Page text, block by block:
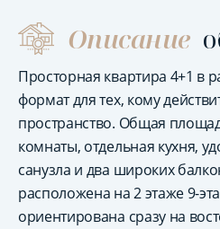
Описание
Просторная квартира 4+1
формат для тех, кому
пространство. Общая
комнаты, отдельная кухня,
санузла и два широких
расположена на 2 этаже 9-
ориентирована сразу на